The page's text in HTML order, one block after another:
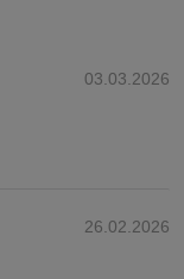
03.03.2026
26.02.2026